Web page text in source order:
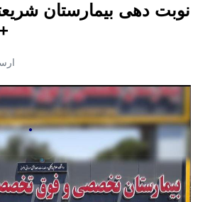
نوبت دهی بیمارستان
نوبت
دهی
بیمارستان
شهر